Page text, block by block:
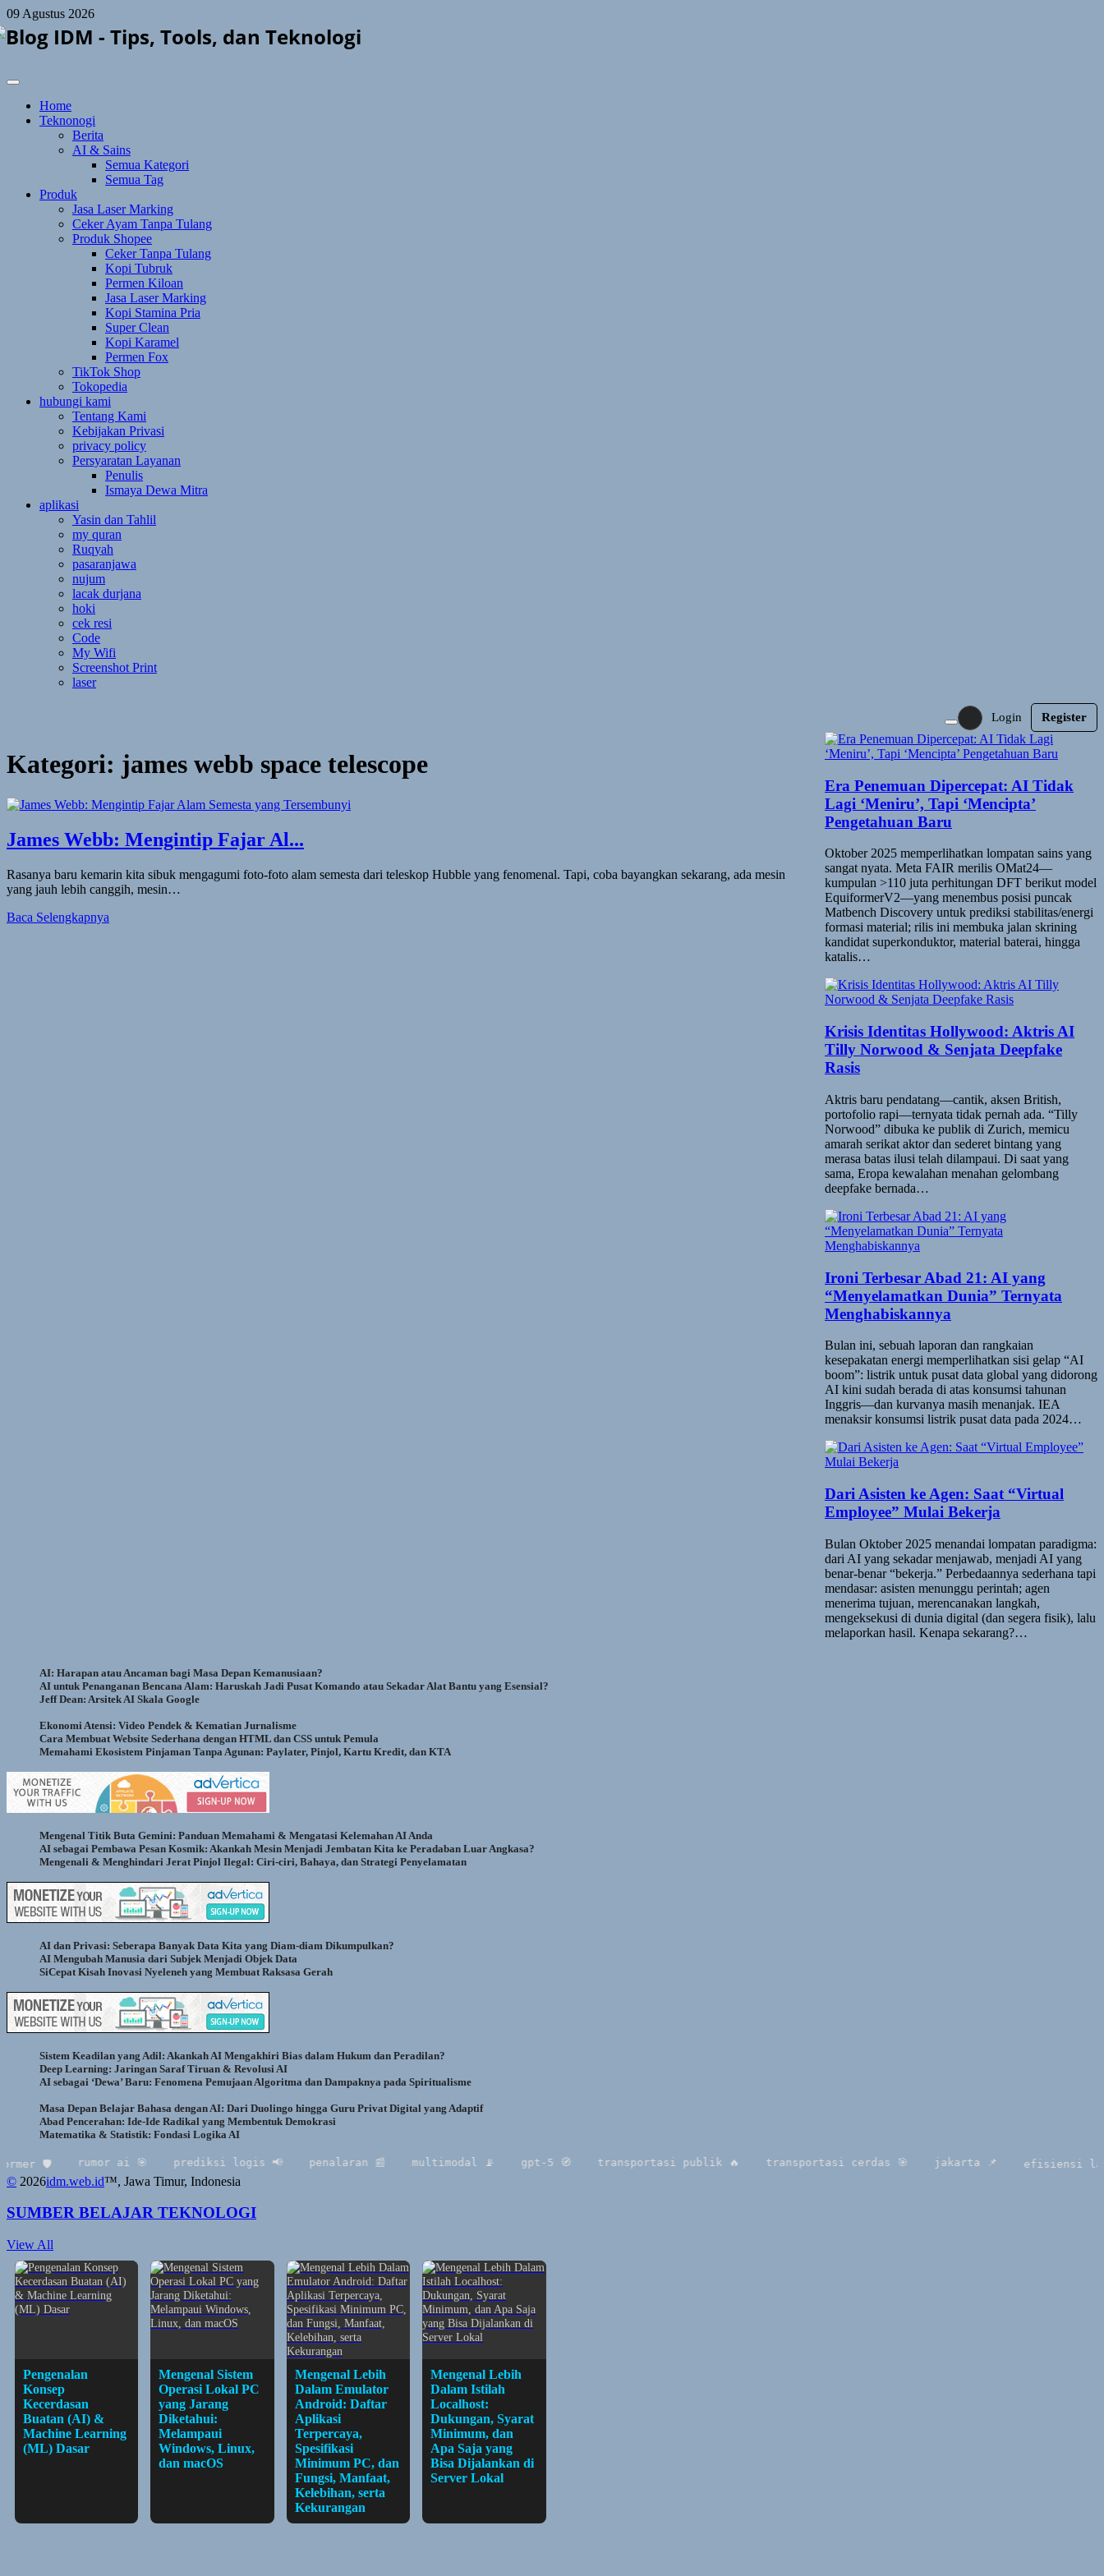
Skip
to
content
09 Agustus 2026
Home
Teknonogi
Berita
AI & Sains
Semua Kategori
Semua Tag
Produk
Jasa Laser Marking
Ceker Ayam Tanpa Tulang
Produk Shopee
Ceker Tanpa Tulang
Kopi Tubruk
Permen Kiloan
Jasa Laser Marking
Kopi Stamina Pria
Super Clean
Kopi Karamel
Permen Fox
TikTok Shop
Tokopedia
hubungi kami
Tentang Kami
Kebijakan Privasi
privacy policy
Persyaratan Layanan
Penulis
Ismaya Dewa Mitra
aplikasi
Yasin dan Tahlil
my quran
Ruqyah
pasaranjawa
nujum
lacak durjana
hoki
cek resi
Code
My Wifi
Screenshot Print
laser
Toggle Theme Mode
Login Register
Kategori: james webb space telescope
James Webb: Mengintip Fajar Al...
Rasanya baru kemarin kita sibuk mengagumi foto-foto alam semesta dari teleskop Hubble yang fenomenal. Tapi, coba bayangkan sekarang, ada mesin
yang jauh lebih canggih, mesin…
Baca Selengkapnya
Era Penemuan Dipercepat: AI Tidak
Lagi ‘Meniru’, Tapi ‘Mencipta’
Pengetahuan Baru
Oktober 2025 memperlihatkan lompatan sains yang
sangat nyata. Meta FAIR merilis OMat24—
kumpulan >110 juta perhitungan DFT berikut model
EquiformerV2—yang menembus posisi puncak
Matbench Discovery untuk prediksi stabilitas/energi
formasi material; rilis ini membuka jalan skrining
kandidat superkonduktor, material baterai, hingga
katalis…
Krisis Identitas Hollywood: Aktris AI
Tilly Norwood & Senjata Deepfake
Rasis
Aktris baru pendatang—cantik, aksen British,
portofolio rapi—ternyata tidak pernah ada. “Tilly
Norwood” dibuka ke publik di Zurich, memicu
amarah serikat aktor dan sederet bintang yang
merasa batas ilusi telah dilampaui. Di saat yang
sama, Eropa kewalahan menahan gelombang
deepfake bernada…
Ironi Terbesar Abad 21: AI yang
“Menyelamatkan Dunia” Ternyata
Menghabiskannya
Bulan ini, sebuah laporan dan rangkaian
kesepakatan energi memperlihatkan sisi gelap “AI
boom”: listrik untuk pusat data global yang didorong
AI kini sudah berada di atas konsumsi tahunan
Inggris—dan kurvanya masih menanjak. IEA
menaksir konsumsi listrik pusat data pada 2024…
Dari Asisten ke Agen: Saat “Virtual
Employee” Mulai Bekerja
Bulan Oktober 2025 menandai lompatan paradigma:
dari AI yang sekadar menjawab, menjadi AI yang
benar-benar “bekerja.” Perbedaannya sederhana tapi
mendasar: asisten menunggu perintah; agen
menerima tujuan, merencanakan langkah,
mengeksekusi di dunia digital (dan segera fisik), lalu
melaporkan hasil. Kenapa sekarang?…
AI: Harapan atau Ancaman bagi Masa Depan Kemanusiaan?
AI untuk Penanganan Bencana Alam: Haruskah Jadi Pusat Komando atau Sekadar Alat Bantu yang Esensial?
Jeff Dean: Arsitek AI Skala Google
Ekonomi Atensi: Video Pendek & Kematian Jurnalisme
Cara Membuat Website Sederhana dengan HTML dan CSS untuk Pemula
Memahami Ekosistem Pinjaman Tanpa Agunan: Paylater, Pinjol, Kartu Kredit, dan KTA
Mengenal Titik Buta Gemini: Panduan Memahami & Mengatasi Kelemahan AI Anda
AI sebagai Pembawa Pesan Kosmik: Akankah Mesin Menjadi Jembatan Kita ke Peradaban Luar Angkasa?
Mengenali & Menghindari Jerat Pinjol Ilegal: Ciri-ciri, Bahaya, dan Strategi Penyelamatan
AI dan Privasi: Seberapa Banyak Data Kita yang Diam-diam Dikumpulkan?
AI Mengubah Manusia dari Subjek Menjadi Objek Data
SiCepat Kisah Inovasi Nyeleneh yang Membuat Raksasa Gerah
Sistem Keadilan yang Adil: Akankah AI Mengakhiri Bias dalam Hukum dan Peradilan?
Deep Learning: Jaringan Saraf Tiruan & Revolusi AI
AI sebagai ‘Dewa’ Baru: Fenomena Pemujaan Algoritma dan Dampaknya pada Spiritualisme
Masa Depan Belajar Bahasa dengan AI: Dari Duolingo hingga Guru Privat Digital yang Adaptif
Abad Pencerahan: Ide-Ide Radikal yang Membentuk Demokrasi
Matematika & Statistik: Fondasi Logika AI
rumor ai 🎯 prediksi logis 📢 penalaran 📰 multimodal 📡 gpt-5 🧭 transportasi publik 🔥 transportasi cerdas 🎯 jakarta 📌 efisiensi lalu
© 2026idm.web.id™, Jawa Timur, Indonesia
SUMBER BELAJAR TEKNOLOGI
View All
Pengenalan
Konsep
Kecerdasan
Buatan (AI) &
Machine Learning
(ML) Dasar
Mengenal Sistem
Operasi Lokal PC
yang Jarang
Diketahui:
Melampaui
Windows, Linux,
dan macOS
Mengenal Lebih
Dalam Emulator
Android: Daftar
Aplikasi
Terpercaya,
Spesifikasi
Minimum PC, dan
Fungsi, Manfaat,
Kelebihan, serta
Kekurangan
Mengenal Lebih
Dalam Istilah
Localhost:
Dukungan, Syarat
Minimum, dan
Apa Saja yang
Bisa Dijalankan di
Server Lokal